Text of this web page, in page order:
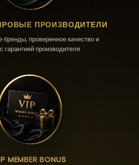
ПРОИЗВОДИТЕЛИ
проверенное качество и
гарантией производителя.
MEMBER BONUS